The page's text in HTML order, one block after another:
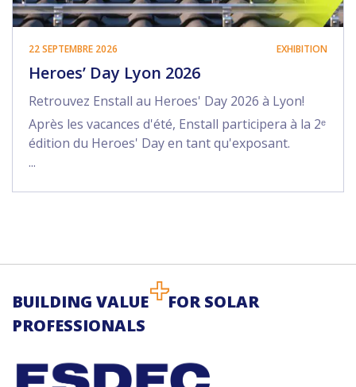
22 SEPTEMBRE 2026 EXHIBITION
Heroes’ Day Lyon 2026
Retrouvez Enstall au Heroes' Day 2026 à Lyon!
Après les vacances d'été, Enstall participera à la 2ᵉ
édition du Heroes' Day en tant qu'exposant.
...
BUILDING VALUE
FOR SOLAR
PROFESSIONALS